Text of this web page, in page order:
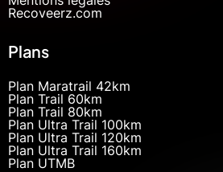
Recoveerz.com
Plans
Plan Maratrail 42km
Plan Trail 60km
Plan Trail 80km
Plan Ultra Trail 100km
Plan Ultra Trail 120km
Plan Ultra Trail 160km
Plan UTMB